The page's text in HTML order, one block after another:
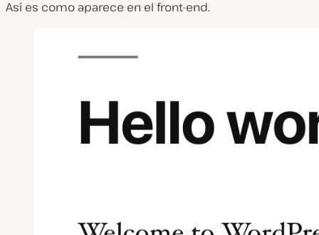
Así es como aparece en el front-end.